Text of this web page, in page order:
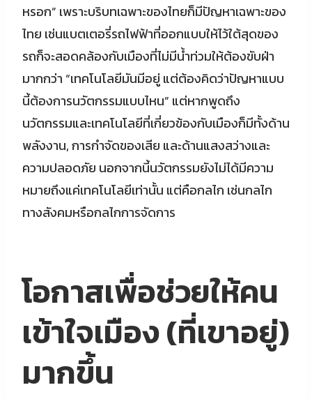
หรอก” เพราะบริบทเฉพาะของไทยก็มีปัญหาเฉพาะของ
ไทย เช่นแบตเตอรี่รถไฟฟ้าที่ออกแบบให้ไว้ใต้สุดของ
รถก็จะสอดคล้องกับเมืองที่ไม่มีน้ำท่วมให้ต้องขับฝ่า
มากกว่า “เทคโนโลยีมันมีอยู่ แต่ต้องคิดว่าปัญหาแบบ
นี้ต้องการนวัตกรรมแบบไหน” แต่หากพูดถึง
นวัตกรรมและเทคโนโลยีที่เกี่ยวข้องกับเมืองก็มีทั้งด้าน
พลังงาน, การกำจัดของเสีย และด้านแสงสว่างและ
ความปลอดภัย นอกจากนี้นวัตกรรมยังไม่ได้มีความ
หมายถึงแค่เทคโนโลยีเท่านั้น แต่คือกลไก เช่นกลไก
ทางสังคมหรือกลไกการจัดการ
โอกาสเพื่อช่วยให้คน
เข้าใจเมือง (ที่เขาอยู่)
มากขึ้น